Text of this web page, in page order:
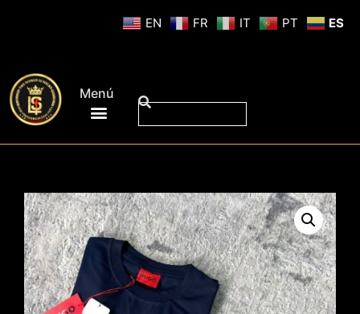
Menú
EN FR IT PT ES